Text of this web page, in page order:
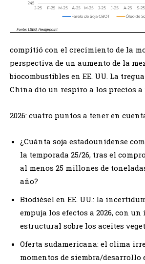
compitió con el crecimiento de la
perspectiva de un aumento de la
biocombustibles en EE. UU. La
China dio un respiro a los precios a
2026: cuatro puntos a tener en
¿Cuánta soja estadounidense
la temporada 25/26, tras el
al menos 25 millones de
año?
Biodiésel en EE. UU.: la
empuja los efectos a 2026, con un
estructural sobre los aceites
Oferta sudamericana: el clima
momentos de siembra/desarrollo